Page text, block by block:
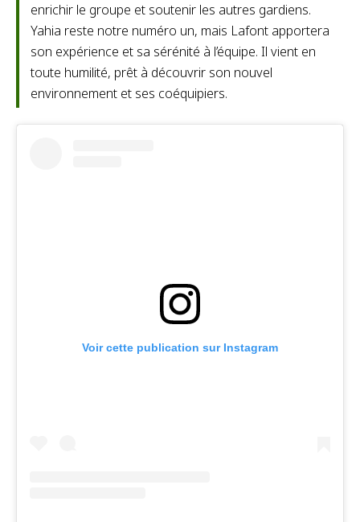
enrichir le groupe et soutenir les autres gardiens.
Yahia reste notre numéro un, mais Lafont apportera
son expérience et sa sérénité à l’équipe. Il vient en
toute humilité, prêt à découvrir son nouvel
environnement et ses coéquipiers.
Voir cette publication sur Instagram